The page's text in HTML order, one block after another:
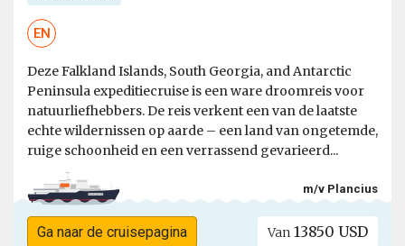
EN
Deze Falkland Islands, South Georgia, and Antarctic
Peninsula expeditiecruise is een ware droomreis voor
natuurliefhebbers. De reis verkent een van de laatste
echte wildernissen op aarde – een land van ongetemde,
ruige schoonheid en een verrassend gevarieerd...
m/v Plancius
Ga naar de cruisepagina Van 13850 USD